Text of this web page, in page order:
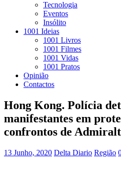
Tecnologia
Eventos
Insólito
1001 Ideias
1001 Livros
1001 Filmes
1001 Vidas
1001 Pratos
Opinião
Contactos
Hong Kong. Polícia
manifestantes em
confrontos de
13 Junho, 2020 Delta Diario Região